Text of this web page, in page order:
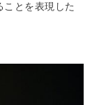
とを表現した